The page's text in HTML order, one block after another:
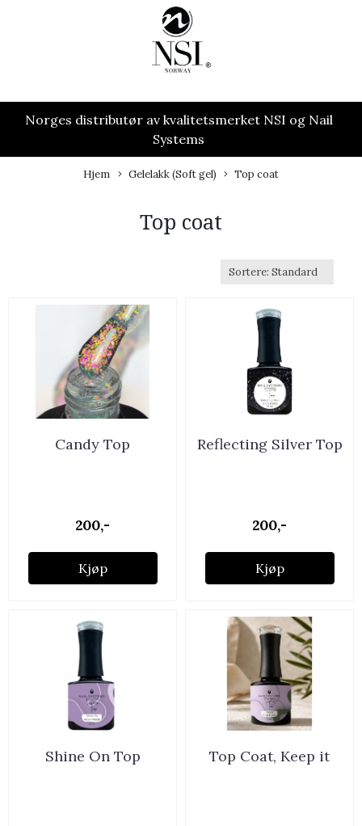
Norges distributør av kvalitetsmerket NSI og Nail
Systems
Hjem Gelelakk (Soft gel) Top coat
Top coat
Candy Top
200,-
Kjøp
Reflecting Silver Top
200,-
Kjøp
Shine On Top Top Coat, Keep it